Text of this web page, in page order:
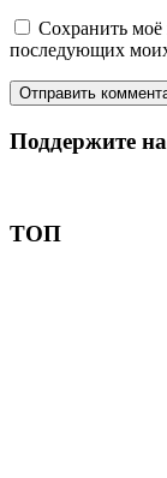
Сохранить моё
последующих
Поддержите
ТОП